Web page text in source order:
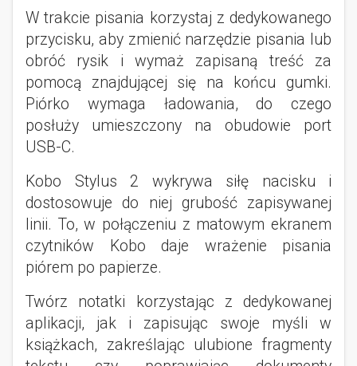
W trakcie pisania korzystaj z dedykowanego
przycisku, aby zmienić narzędzie pisania lub
obróć rysik i wymaż zapisaną treść za
pomocą znajdującej się na końcu gumki.
Piórko wymaga ładowania, do czego
posłuży umieszczony na obudowie port
USB-C.
Kobo Stylus 2 wykrywa siłę nacisku i
dostosowuje do niej grubość zapisywanej
linii. To, w połączeniu z matowym ekranem
czytników Kobo daje wrażenie pisania
piórem po papierze.
Twórz notatki korzystając z dedykowanej
aplikacji, jak i zapisując swoje myśli w
książkach, zakreślając ulubione fragmenty